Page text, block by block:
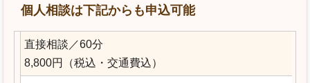
個人相談は下記からも申込可能
直接相談／60分
8,800円（税込・交通費込）